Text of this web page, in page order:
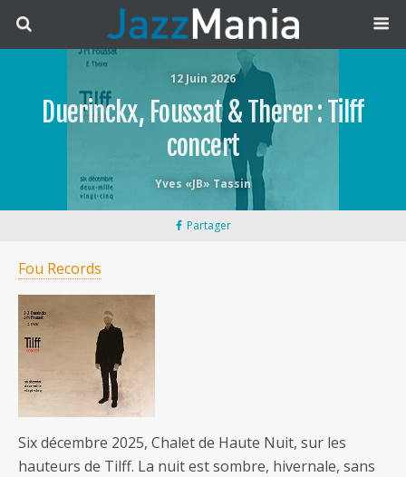
12 Juin 2026
Duerinckx, Foussat & Therer : Tilff
concert
Yves «JB» Tassin
Partager
Fou Records
Six décembre 2025, Chalet de Haute Nuit, sur les
hauteurs de Tilff. La nuit est sombre, hivernale, sans